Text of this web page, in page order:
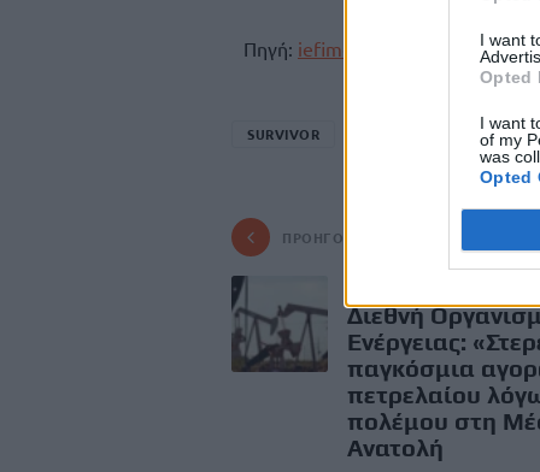
I want
Opted
I want
of my
was
Opted
Πηγή: iefimerida.gr
SURVIVOR ΧΡΗΣΤΟΣ ΦΛΩΡΟΣ
ΠΡΟΗΓΟΎΜΕΝΟ
Διεθνή
Ενέργειας:
παγκόσμια
πετρελαίου
πολέμου στη
Ανατολή